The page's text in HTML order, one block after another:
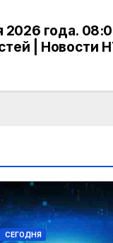
2026 года.
| Новости
СЕГОДНЯ